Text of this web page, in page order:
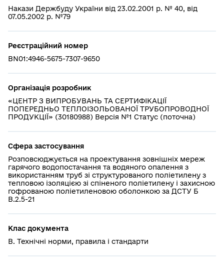
Накази Держбуду України від 23.02.2001 р. № 40, від
07.05.2002 р. №79
Реєстраційний номер
BN01:4946-5675-7307-9650
Організація розробник
«ЦЕНТР З ВИПРОБУВАНЬ ТА СЕРТИФІКАЦІЇ
ПОПЕРЕДНЬО ТЕПЛОІЗО­ЛЬОВАНОЇ ТРУБОПРОВОДНОЇ
ПРОДУКЦІЇ» (30180988) Версія №1 Статус (поточна)
Сфера застосування
Розповсюджується на проектування зовнішніх мереж
гарячого водопостачання та водяного опалення з
використанням труб зі структурованого поліетилену з
тепловою ізоляцією зі спіненого поліетилену і захисною
гофрованою поліетиленовою оболонкою за ДСТУ Б
В.2.5-21
Клас документа
В. Технічні норми, правила і стандарти